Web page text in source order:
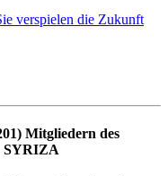
verspielen die Zukunft
Mitgliedern des
SYRIZA